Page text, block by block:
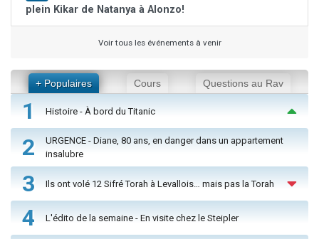
plein Kikar de Natanya à Alonzo!
Voir tous les événements à venir
+ Populaires Cours Questions au Rav
1 Histoire - À bord du Titanic
2
URGENCE - Diane, 80 ans, en danger dans un appartement
insalubre
3 Ils ont volé 12 Sifré Torah à Levallois… mais pas la Torah
4 L'édito de la semaine - En visite chez le Steipler